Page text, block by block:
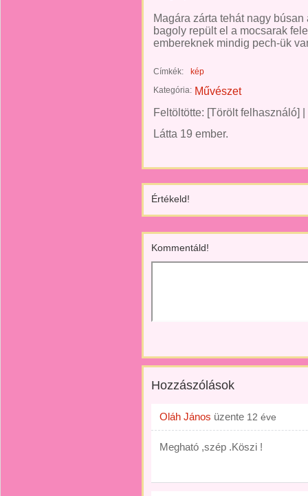
Magára zárta tehát nagy
bagoly repült el a mocsarak
embereknek mindig pech-ük
Címkék:
kép
Kategória: Művészet
Feltöltötte: [Törölt felhasználó]
Látta 19 ember.
Értékeld!
Kommentáld!
Hozzászólások
Oláh János üzente 12 éve
Megható ,szép .Köszi !